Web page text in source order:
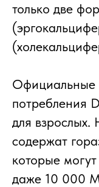
только две
Официальные
потребления
для
содержат
которые
даже 10 000